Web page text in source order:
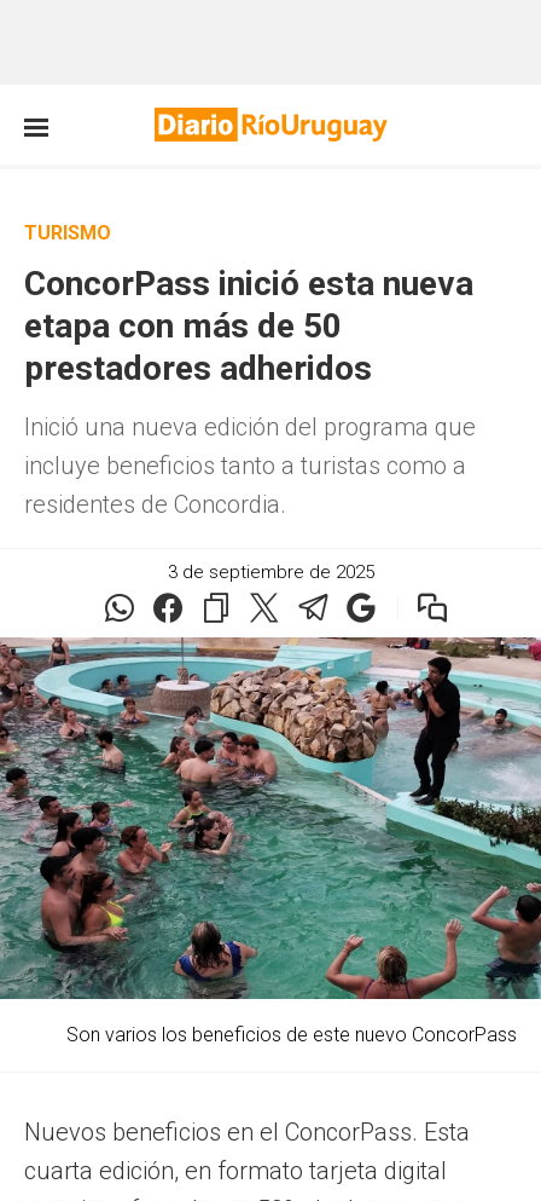
TURISMO
ConcorPass inició esta nueva
etapa con más de 50
prestadores adheridos
Inició una nueva edición del programa que
incluye beneficios tanto a turistas como a
residentes de Concordia.
3 de septiembre de 2025
Son varios los beneficios de este nuevo ConcorPass
Nuevos beneficios en el ConcorPass. Esta
cuarta edición, en formato tarjeta digital